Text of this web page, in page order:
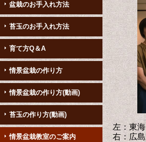
盆栽のお手入れ方法
苔玉のお手入れ方法
育て方Q＆A
情景盆栽の作り方
情景盆栽の作り方(動画)
苔玉の作り方(動画)
情景盆栽教室のご案内
左：東
右：広